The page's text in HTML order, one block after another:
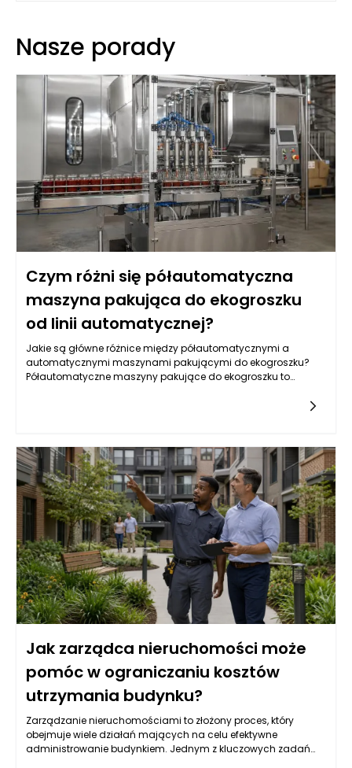
Nasze porady
Czym różni się półautomatyczna
maszyna pakująca do ekogroszku
od linii automatycznej?
Jakie są główne różnice między półautomatycznymi a
automatycznymi maszynami pakującymi do ekogroszku?
Półautomatyczne maszyny pakujące do ekogroszku to
Jak zarządca nieruchomości może
pomóc w ograniczaniu kosztów
utrzymania budynku?
Zarządzanie nieruchomościami to złożony proces, który
obejmuje wiele działań mających na celu efektywne
administrowanie budynkiem. Jednym z kluczowych zadań